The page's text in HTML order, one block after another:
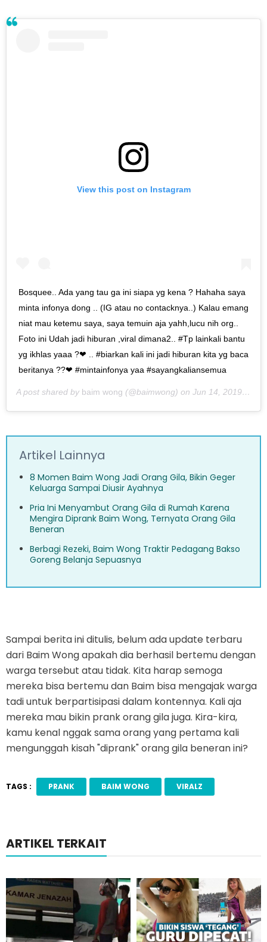
View this post on Instagram
Bosquee.. Ada yang tau ga ini siapa yg kena ? Hahaha saya
minta infonya dong .. (IG atau no contacknya..) Kalau emang
niat mau ketemu saya, saya temuin aja yahh,lucu nih org..
Foto ini Udah jadi hiburan ,viral dimana2.. #Tp lainkali bantu
yg ikhlas yaaa ?❤ .. #biarkan kali ini jadi hiburan kita yg baca
beritanya ??❤ #mintainfonya yaa #sayangkaliansemua
A post shared by baim wong (@baimwong) on Jun 14, 2019 at 12:50am PDT
Artikel Lainnya
8 Momen Baim Wong Jadi Orang Gila, Bikin Geger
Keluarga Sampai Diusir Ayahnya
Pria Ini Menyambut Orang Gila di Rumah Karena
Mengira Diprank Baim Wong, Ternyata Orang Gila
Beneran
Berbagi Rezeki, Baim Wong Traktir Pedagang Bakso
Goreng Belanja Sepuasnya
Sampai berita ini ditulis, belum ada update terbaru
dari Baim Wong apakah dia berhasil bertemu dengan
warga tersebut atau tidak. Kita harap semoga
mereka bisa bertemu dan Baim bisa mengajak warga
tadi untuk berpartisipasi dalam kontennya. Kali aja
mereka mau bikin prank orang gila juga. Kira-kira,
kamu kenal nggak sama orang yang pertama kali
mengunggah kisah "diprank" orang gila beneran ini?
TAGS : PRANK BAIM WONG VIRALZ
ARTIKEL TERKAIT